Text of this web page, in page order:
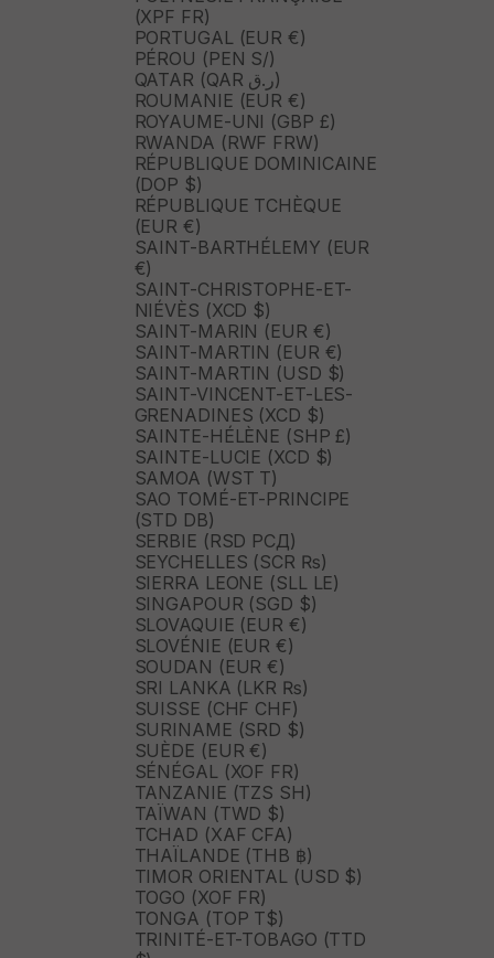
(XPF FR)
PORTUGAL (EUR €)
PÉROU (PEN S/)
QATAR (QAR ر.ق)
ROUMANIE (EUR €)
ROYAUME-UNI (GBP £)
RWANDA (RWF FRW)
RÉPUBLIQUE DOMINICAINE
(DOP $)
RÉPUBLIQUE TCHÈQUE
(EUR €)
SAINT-BARTHÉLEMY (EUR
€)
SAINT-CHRISTOPHE-ET-
NIÉVÈS (XCD $)
SAINT-MARIN (EUR €)
SAINT-MARTIN (EUR €)
SAINT-MARTIN (USD $)
SAINT-VINCENT-ET-LES-
GRENADINES (XCD $)
SAINTE-HÉLÈNE (SHP £)
SAINTE-LUCIE (XCD $)
SAMOA (WST T)
SAO TOMÉ-ET-PRINCIPE
(STD DB)
SERBIE (RSD РСД)
SEYCHELLES (SCR ₨)
SIERRA LEONE (SLL LE)
SINGAPOUR (SGD $)
SLOVAQUIE (EUR €)
SLOVÉNIE (EUR €)
SOUDAN (EUR €)
SRI LANKA (LKR ₨)
SUISSE (CHF CHF)
SURINAME (SRD $)
SUÈDE (EUR €)
SÉNÉGAL (XOF FR)
TANZANIE (TZS SH)
TAÏWAN (TWD $)
TCHAD (XAF CFA)
THAÏLANDE (THB ฿)
TIMOR ORIENTAL (USD $)
TOGO (XOF FR)
TONGA (TOP T$)
TRINITÉ-ET-TOBAGO (TTD